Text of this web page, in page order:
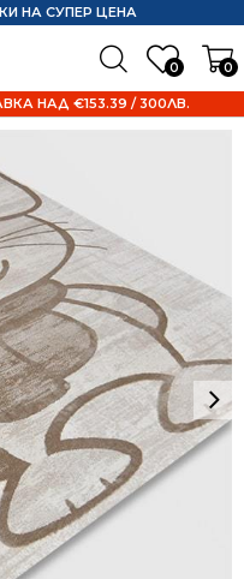
0 0
НА СУПЕР ЦЕНА
НАД €153.39 / 300ЛВ.